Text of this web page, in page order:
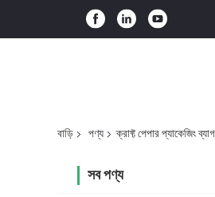
বাড়ি পণ্য ক্রাফ্ট পেপার প্যাকেজিং ব্যাগ
সব পণ্য